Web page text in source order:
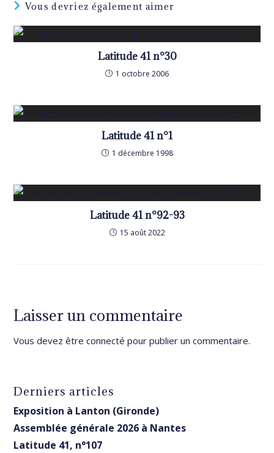
Vous devriez également aimer
Latitude 41 n°30
1 octobre 2006
Latitude 41 n°1
1 décembre 1998
Latitude 41 n°92-93
15 août 2022
Laisser un commentaire
Vous devez êtreconnecté pour publier un commentaire.
Derniers articles
Exposition à Lanton (Gironde)
Assemblée générale 2026 à Nantes
Latitude 41, n°107